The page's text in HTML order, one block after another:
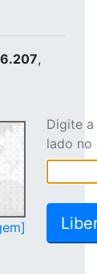
,
Digite
lado no